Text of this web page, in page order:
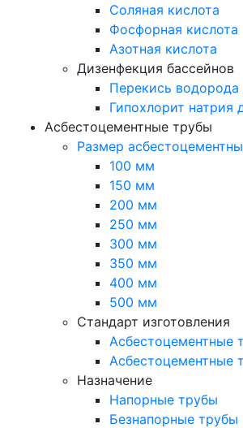
Соляная кислота
Фосфорная кислота
Азотная кислота
Дизенфекция бассейнов
Перекись водорода
Гипохлорит натрия
Асбестоцементные трубы
Размер
100 мм
150 мм
200 мм
250 мм
300 мм
350 мм
400 мм
500 мм
Стандарт изготовления
Асбестоцементные
Асбестоцементные
Назначение
Напорные трубы
Безнапорные трубы